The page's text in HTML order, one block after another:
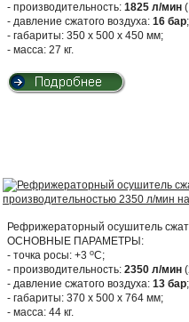
- производительность: 1825 л/мин
- давление сжатого воздуха: 16 бар;
- габариты: 350 х 500 х 450 мм;
- масса: 27 кг.
Рефрижераторный осушитель
ОСНОВНЫЕ ПАРАМЕТРЫ:
- точка росы: +3 оС;
- производительность: 2350 л/мин
- давление сжатого воздуха: 13 бар;
- габариты: 370 х 500 х 764 мм;
- масса: 44 кг.